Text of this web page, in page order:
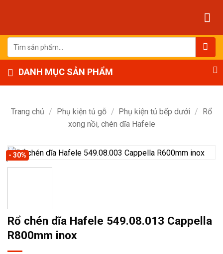
dung
Tìm
kiếm:
DANH MỤC SẢN PHẨM
Trang chủ / Phụ kiện tủ gỗ / Phụ kiện tủ bếp dưới /
Rổ
xong nồi, chén dĩa Hafele
- 30%
Rổ chén dĩa Hafele 549.08.013 Cappella
R800mm inox